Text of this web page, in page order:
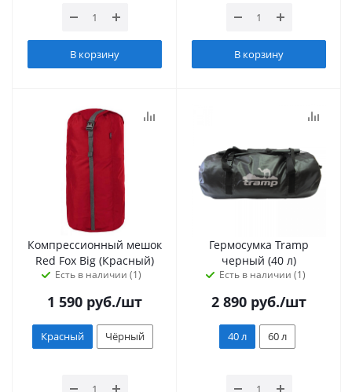
В корзину В корзину
Компрессионный мешок
Red Fox Big (Красный)
Есть в наличии (1)
1 590 руб./шт
Красный Чёрный
Гермосумка Tramp
черный (40 л)
Есть в наличии (1)
2 890 руб./шт
40 л 60 л